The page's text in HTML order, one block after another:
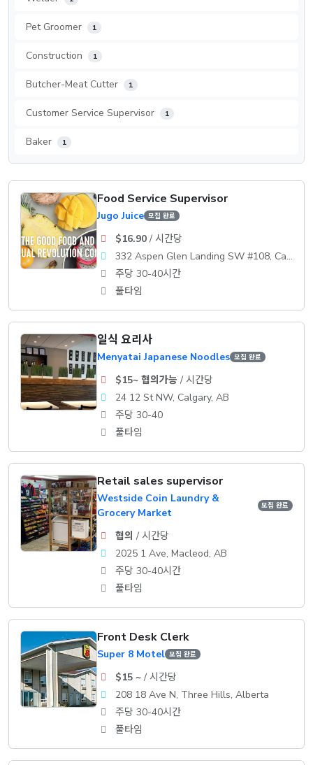
Pet Groomer 1
Construction 1
Butcher-Meat Cutter 1
Customer Service Supervisor 1
Baker 1
Food Service Supervisor
Jugo Juice 모집 완료
$16.90/ 시간당
332 Aspen Glen Landing SW #108, Calgary
주당 30-40시간
풀타임
일식 요리사
Menyatai Japanese Noodles 모집 완료
$15~ 협의가능 / 시간당
24 12 St NW, Calgary, AB
주당 30-40
풀타임
Retail sales supervisor
Westside Coin Laundry &
Grocery Market
모집 완료
협의 / 시간당
2025 1 Ave, Macleod, AB
주당 30-40시간
풀타임
Front Desk Clerk
Super 8 Motel 모집 완료
$15 ~/ 시간당
208 18 Ave N, Three Hills, Alberta
주당 30-40시간
풀타임